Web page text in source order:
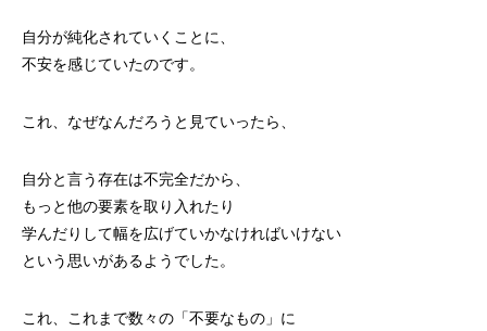
自分が純化されていくことに、
不安を感じていたのです。
これ、なぜなんだろうと見ていったら、
自分と言う存在は不完全だから、
もっと他の要素を取り入れたり
学んだりして幅を広げていかなければいけない
という思いがあるようでした。
これ、これまで数々の「不要なもの」に